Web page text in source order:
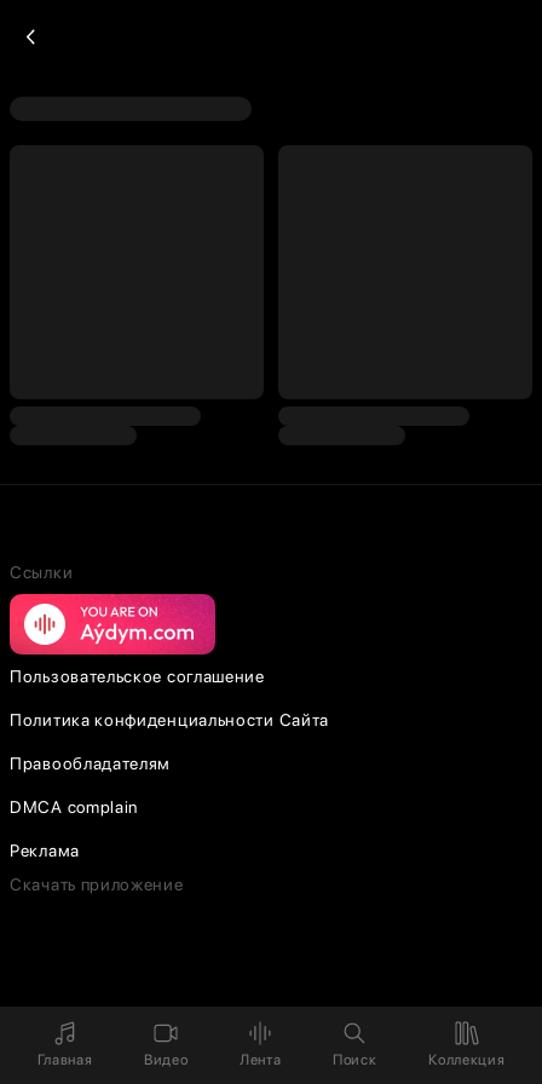
Главная Видео Лента Поиск Коллекция
Ссылки
Пользовательское соглашение
Политика конфиденциальности Сайта
Правообладателям
DMCA complain
Реклама
Скачать приложение